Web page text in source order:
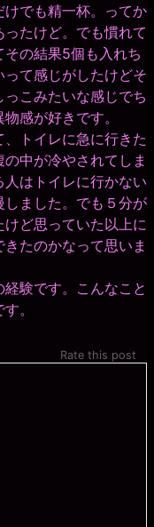
でも精一杯。ってか
たけど。でも慣れて
の結果5個も入れち
て感じがしたけどそ
こみたいな感じでち
感が好きです。
トイレに急に行きた
中が冷やされてしま
はトイレに行かない
ました。でも５分が
ど思っていた以上に
たのかなって思いま
験です。こんなこと
。
Rate this post